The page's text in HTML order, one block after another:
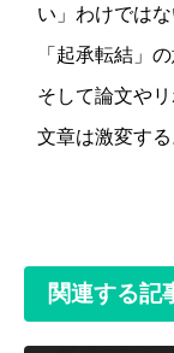
い」わけでは
「起承転結」
そして論文や
文章は激変する
関連する記